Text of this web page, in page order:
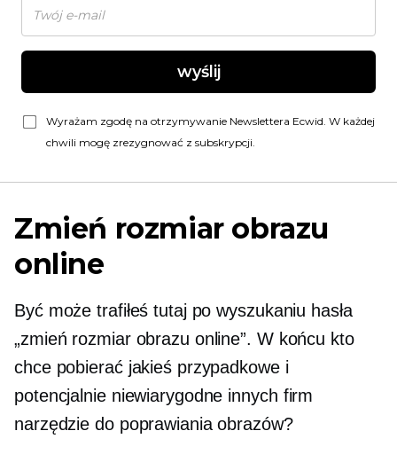
wyślij
Wyrażam zgodę na otrzymywanie Newslettera Ecwid. W każdej
chwili mogę zrezygnować z subskrypcji.
Zmień rozmiar obrazu
online
Być może trafiłeś tutaj po wyszukaniu hasła
„zmień rozmiar obrazu online”. W końcu kto
chce pobierać jakieś przypadkowe i
potencjalnie niewiarygodne innych firm
narzędzie do poprawiania obrazów?